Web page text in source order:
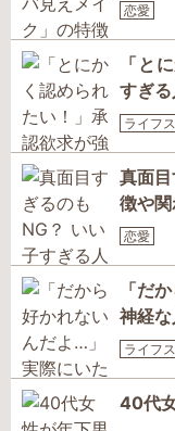
恋愛
「と
すぎ
ライフ
真面
徴や
恋愛
「だ
神経
ライフ
40代